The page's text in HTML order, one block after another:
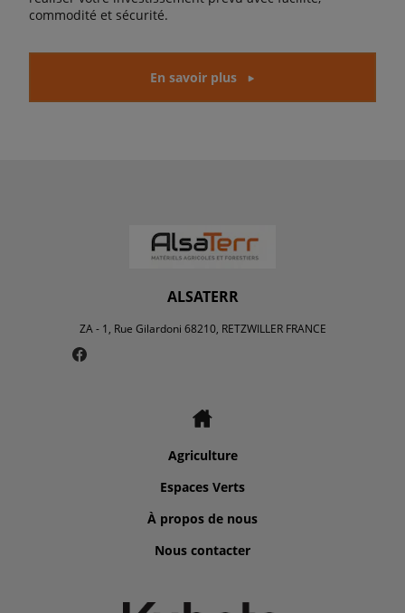
commodité et sécurité.
En savoir plus
ALSATERR
ZA - 1, Rue Gilardoni 68210, RETZWILLER FRANCE
Agriculture
Espaces Verts
À propos de nous
Nous contacter